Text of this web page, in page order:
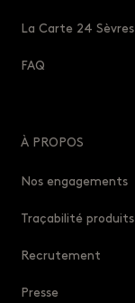
La Carte 24 Sèvres
FAQ
À PROPOS
Nos engagements
Traçabilité produits
Recrutement
Presse